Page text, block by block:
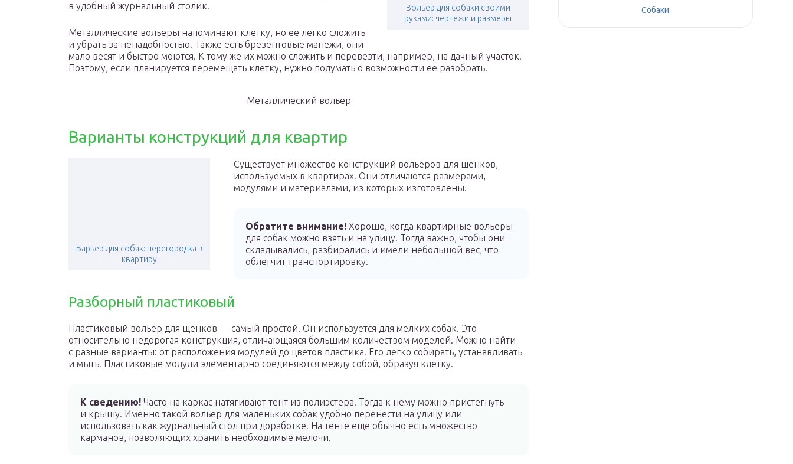
Вольер для собаки своими
руками: чертежи и размеры
в удобный журнальный столик.
Металлические вольеры напоминают клетку, но ее легко сложить
и убрать за ненадобностью. Также есть брезентовые манежи, они
мало весят и быстро моются. К тому же их можно сложить и перевезти, например, на дачный участок.
Поэтому, если планируется перемещать клетку, нужно подумать о возможности ее разобрать.
Металлический вольер
Варианты конструкций для квартир
Барьер для собак: перегородка в
квартиру
Существует множество конструкций вольеров для щенков,
используемых в квартирах. Они отличаются размерами,
модулями и материалами, из которых изготовлены.
Обратите внимание! Хорошо, когда квартирные вольеры
для собак можно взять и на улицу. Тогда важно, чтобы они
складывались, разбирались и имели небольшой вес, что
облегчит транспортировку.
Разборный пластиковый
Пластиковый вольер для щенков — самый простой. Он используется для мелких собак. Это
относительно недорогая конструкция, отличающаяся большим количеством моделей. Можно найти
с разные варианты: от расположения модулей до цветов пластика. Его легко собирать, устанавливать
и мыть. Пластиковые модули элементарно соединяются между собой, образуя клетку.
К сведению! Часто на каркас натягивают тент из полиэстера. Тогда к нему можно пристегнуть
и крышу. Именно такой вольер для маленьких собак удобно перенести на улицу или
использовать как журнальный стол при доработке. На тенте еще обычно есть множество
карманов, позволяющих хранить необходимые мелочи.
Собаки